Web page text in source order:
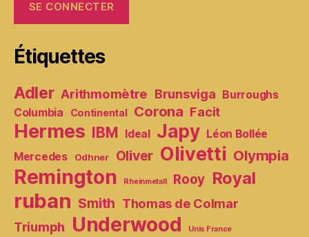
Étiquettes
Adler Arithmomètre Brunsviga Burroughs
Columbia
Continental Corona Facit
Hermes IBM Ideal Japy Léon Bollée
Mercedes
Odhner Oliver Olivetti Olympia
Remington Rheinmetall Rooy Royal
ruban Smith Thomas de Colmar
Triumph Underwood Unis France